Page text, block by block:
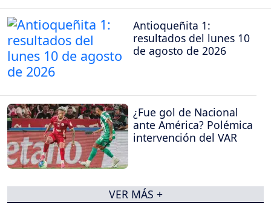
Antioqueñita 1:
resultados del lunes 10
de agosto de 2026
¿Fue gol de Nacional
ante América? Polémica
intervención del VAR
VER MÁS +